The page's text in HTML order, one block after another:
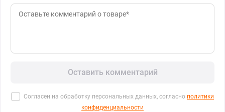
Оставить комментарий
Согласен на обработку персональных данных, согласно политики
конфиденциальности